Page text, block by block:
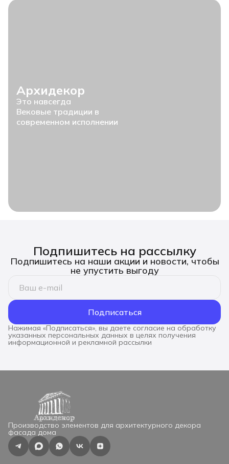
Архидекор
Это навсегда
Вековые традиции в
современном исполнении
Подпишитесь на рассылку
Подпишитесь на наши акции и новости, чтобы
не упустить выгоду
Подписаться
Нажимая «Подписаться», вы даете согласие на обработку
указанных персональных данных в целях получения
информационной и рекламной рассылки
Производство элементов для архитектурного декора
фасада дома